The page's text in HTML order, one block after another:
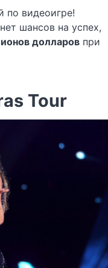
по видеоигре!
шансов на успех,
долларов при
Tour